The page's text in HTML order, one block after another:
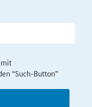
“Such-Button”